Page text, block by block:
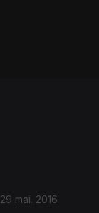
29 mai. 2016